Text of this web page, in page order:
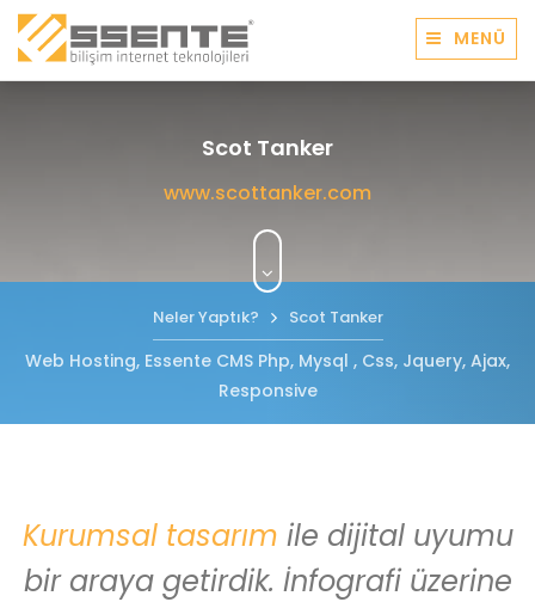
MENÜ
Scot Tanker
www.scottanker.com
Neler Yaptık? Scot Tanker
Web Hosting, Essente CMS Php, Mysql , Css, Jquery, Ajax,
Responsive
Kurumsal tasarım ile dijital uyumu
bir araya getirdik. İnfografi üzerine